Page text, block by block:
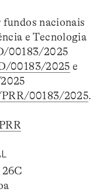
nacionais
e Tecnologia
00183/2025
00183/2025 e
00183/2025.
26C